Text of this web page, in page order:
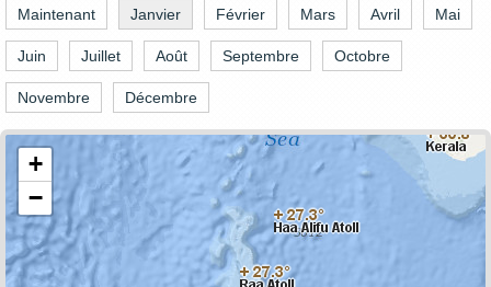
Maintenant Janvier Février Mars Avril Mai
Juin Juillet Août Septembre Octobre
Novembre Décembre
+
−